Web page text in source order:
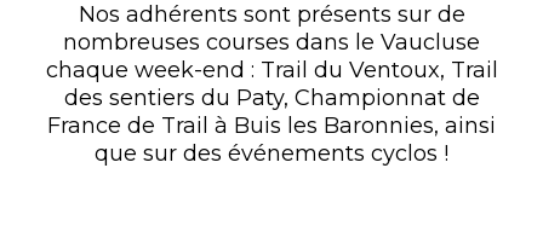
Nos adhérents sont présents sur de
nombreuses courses dans le Vaucluse
chaque week-end : Trail du Ventoux, Trail
des sentiers du Paty, Championnat de
France de Trail à Buis les Baronnies, ainsi
que sur des événements cyclos !